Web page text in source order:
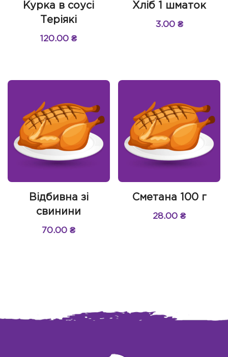
Курка в соусі
Теріякі
120.00₴
Хліб 1 шматок
3.00 ₴
Відбивна зі
свинини
70.00₴
Сметана 100 г
28.00₴